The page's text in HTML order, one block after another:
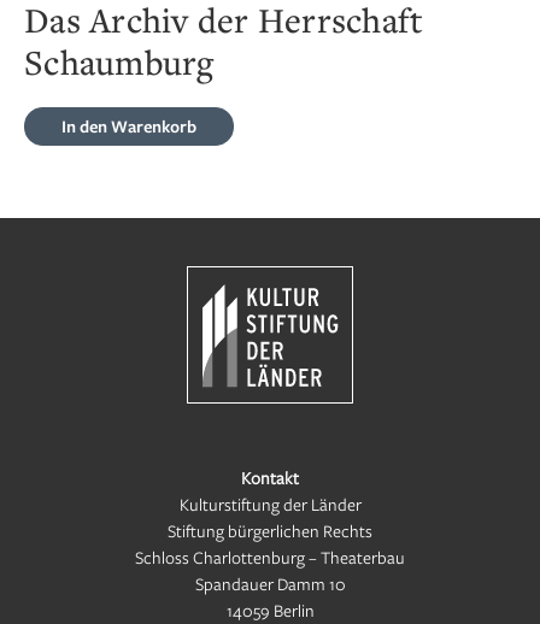
Das Archiv der Herrschaft
Schaumburg
In den Warenkorb
Kontakt
Kulturstiftung der Länder
Stiftung bürgerlichen Rechts
Schloss Charlottenburg – Theaterbau
Spandauer Damm 10
14059 Berlin